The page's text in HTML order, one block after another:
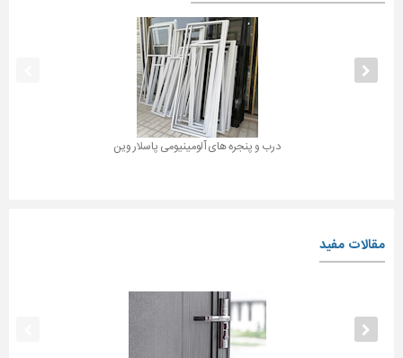
درب و پنجره های آلومینیومی پاسلار وین
مقالات مفید